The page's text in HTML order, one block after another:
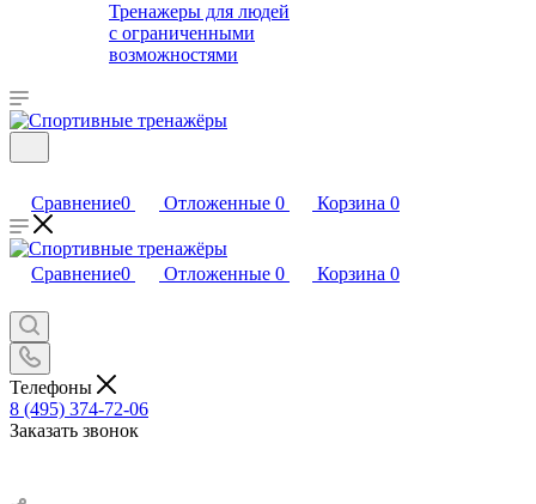
Тренажеры для людей
с ограниченными
возможностями
Сравнение0 Отложенные 0 Корзина 0
Сравнение0 Отложенные 0 Корзина 0
Телефоны
8 (495) 374-72-06
Заказать звонок